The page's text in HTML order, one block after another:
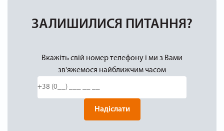
ЗАЛИШИЛИСЯ ПИТАННЯ?
Вкажіть свій номер телефону і ми з Вами
зв'яжемося найближчим часом
Надіслати